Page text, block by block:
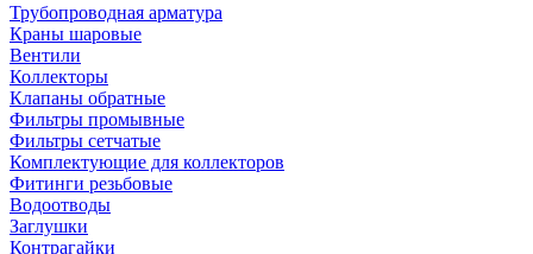
Трубопроводная арматура
Краны шаровые
Вентили
Коллекторы
Клапаны обратные
Фильтры промывные
Фильтры сетчатые
Комплектующие для коллекторов
Фитинги резьбовые
Водоотводы
Заглушки
Контрагайки